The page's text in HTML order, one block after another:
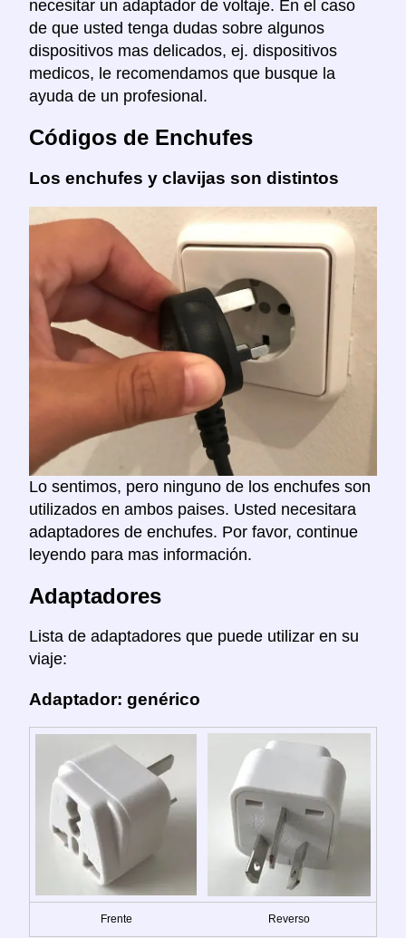
necesitar un adaptador de voltaje. En el caso
de que usted tenga dudas sobre algunos
dispositivos mas delicados, ej. dispositivos
medicos, le recomendamos que busque la
ayuda de un profesional.
Códigos de Enchufes
Los enchufes y clavijas son distintos
Lo sentimos, pero ninguno de los enchufes son
utilizados en ambos paises. Usted necesitara
adaptadores de enchufes. Por favor, continue
leyendo para mas información.
Adaptadores
Lista de adaptadores que puede utilizar en su
viaje:
Adaptador: genérico
Frente Reverso